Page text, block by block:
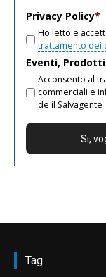
Privacy Policy*
Ho letto e
trattamento dei
Eventi,
Acconsento al
commerciali e
de il Salvagente
Tag